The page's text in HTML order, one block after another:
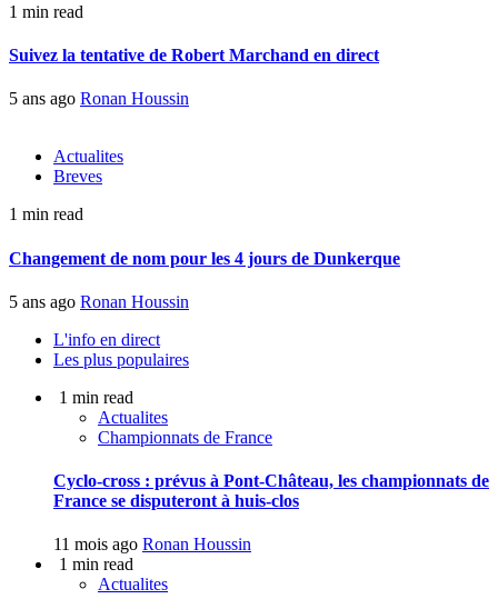
1 min read
Suivez la tentative de Robert Marchand en direct
5 ans ago Ronan Houssin
Actualites
Breves
1 min read
Changement de nom pour les 4 jours de Dunkerque
5 ans ago Ronan Houssin
L'info en direct
Les plus populaires
1 min read
Actualites
Championnats de France
Cyclo-cross : prévus à Pont-Château, les championnats de
France se disputeront à huis-clos
11 mois ago Ronan Houssin
1 min read
Actualites